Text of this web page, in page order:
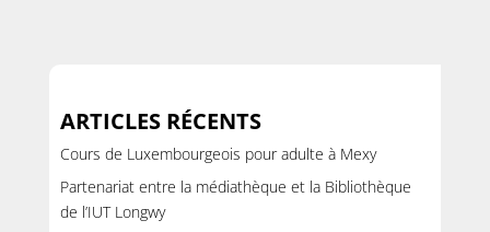
ARTICLES RÉCENTS
Cours de Luxembourgeois pour adulte à Mexy
Partenariat entre la médiathèque et la Bibliothèque
de l’IUT Longwy